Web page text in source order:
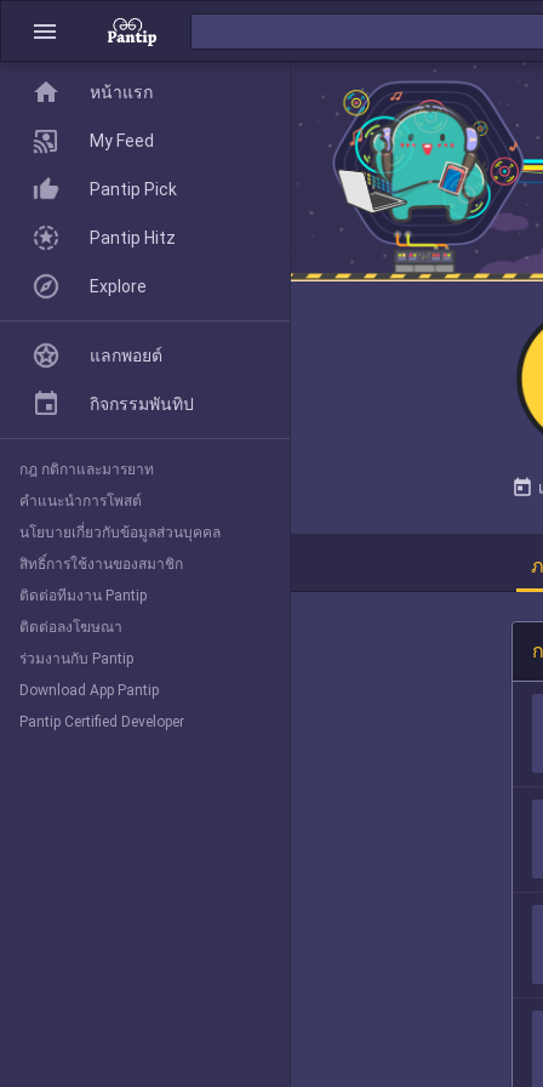
menu
today
home
Pantip Pick
Explore
home หน้าแรก
My Feed
Pantip Pick
Pantip Hitz
Explore
แลกพอยต์
กิจกรรมพันทิป
กฎ กติกาและมารยาท
คำแนะนำการโพสต์
นโยบายเกี่ยวกับข้อมูลส่วนบุคคล
สิทธิ์การใช้งานของสมาชิก
ติดต่อทีมงาน Pantip
ติดต่อลงโฆษณา
ร่วมงานกับ Pantip
Download App Pantip
Pantip Certified Developer